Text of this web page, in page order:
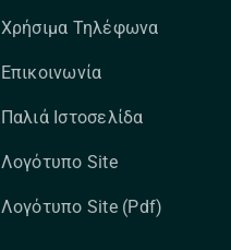
Χρήσιμα Τηλέφωνα
Επικοινωνία
Παλιά Ιστοσελίδα
Λογότυπο Site
Λογότυπο Site (pdf)